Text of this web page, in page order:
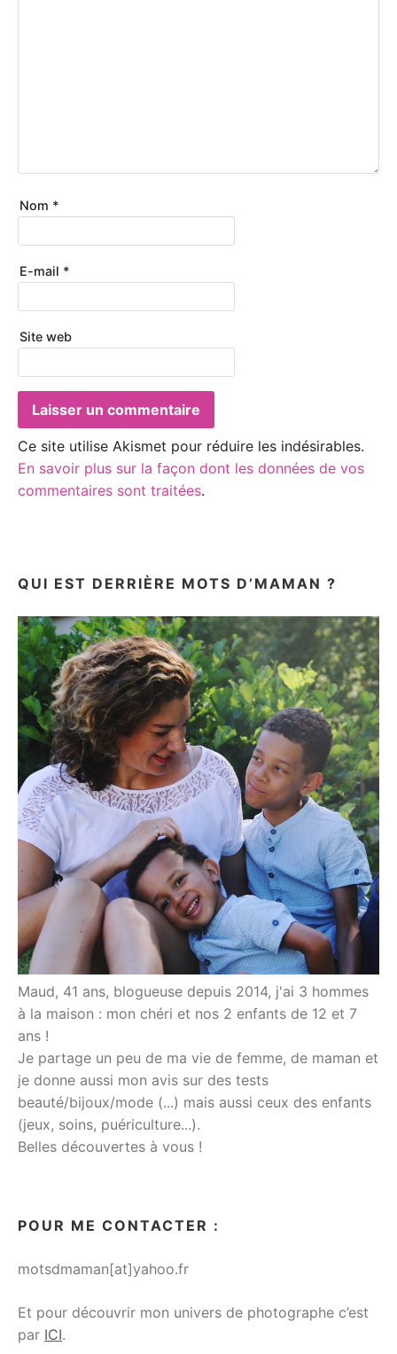
Nom *
E-mail *
Site web
Ce site utilise Akismet pour réduire les indésirables.
En savoir plus sur la façon dont les données de vos
commentaires sont traitées.
QUI EST DERRIÈRE MOTS D’MAMAN ?
Maud, 41 ans, blogueuse depuis 2014, j'ai 3 hommes
à la maison : mon chéri et nos 2 enfants de 12 et 7
ans !
Je partage un peu de ma vie de femme, de maman et
je donne aussi mon avis sur des tests
beauté/bijoux/mode (...) mais aussi ceux des enfants
(jeux, soins, puériculture...).
Belles découvertes à vous !
POUR ME CONTACTER :
motsdmaman[at]yahoo.fr
Et pour découvrir mon univers de photographe c’est
par ICI.